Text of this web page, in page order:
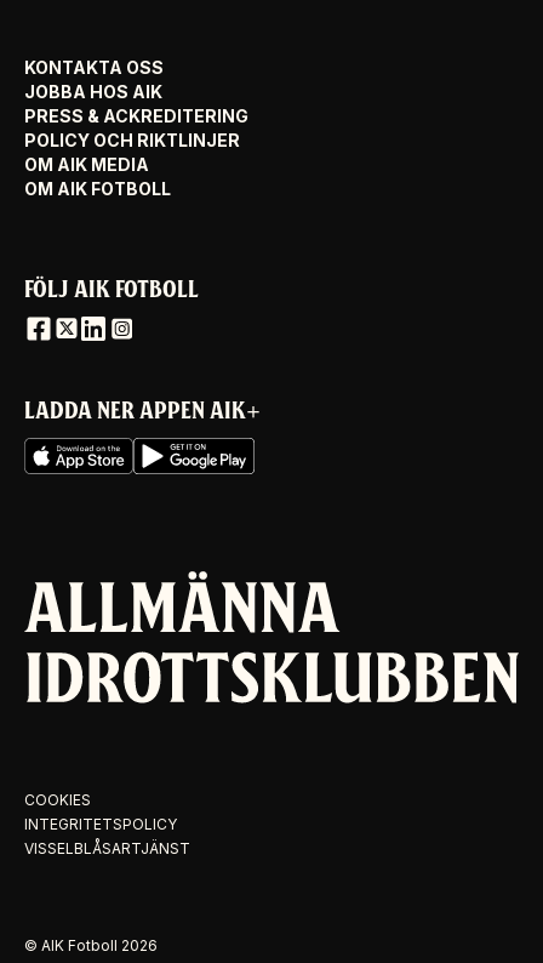
KONTAKTA OSS
JOBBA HOS AIK
PRESS & ACKREDITERING
POLICY OCH RIKTLINJER
OM AIK MEDIA
OM AIK FOTBOLL
FÖLJ AIK FOTBOLL
LADDA NER APPEN AIK+
COOKIES
INTEGRITETSPOLICY
VISSELBLÅSARTJÄNST
© AIK Fotboll 2026